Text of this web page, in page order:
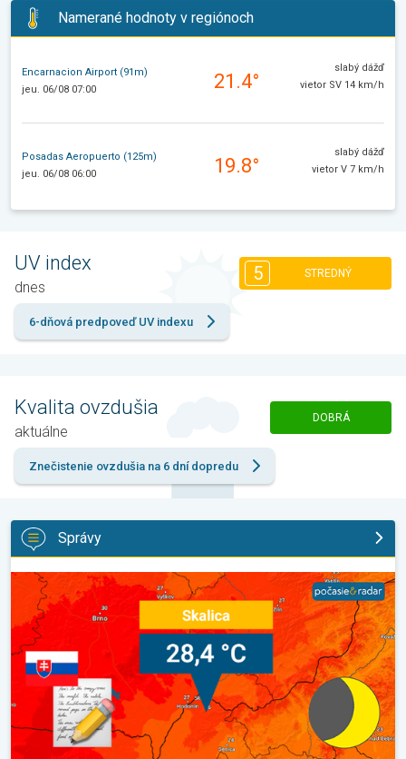
Namerané hodnoty v regiónoch
Encarnacion Airport (91m)
jeu. 06/08 07:00
21.4°
slabý dážď
vietor SV 14 km/h
Posadas Aeropuerto (125m)
jeu. 06/08 06:00
19.8°
slabý dážď
vietor V 7 km/h
UV index
dnes
5 STREDNÝ
6-dňová predpoveď UV indexu
Kvalita ovzdušia
aktuálne
DOBRÁ
Znečistenie ovzdušia na 6 dní dopredu
Správy
Bol prekonaný rekord minimálnej teploty. Extrémne horúčavy